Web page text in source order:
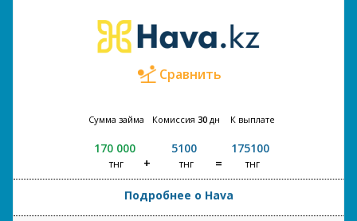
Сравнить
Сумма займа
170 000
тнг
Комиссия 30 дн
5100
тнг
К выплате
175100
тнг
Подробнее о Hava